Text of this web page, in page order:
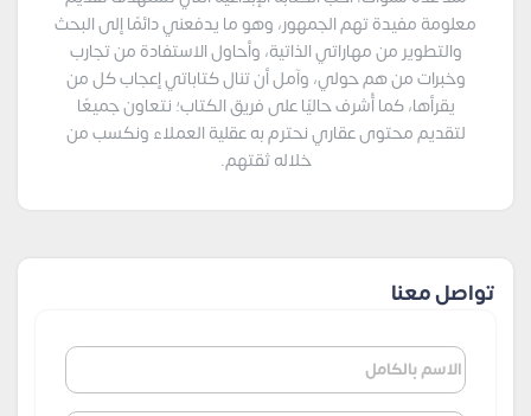
معلومة مفيدة تهم الجمهور، وهو ما يدفعني دائمًا إلى البحث
والتطوير من مهاراتي الذاتية، وأحاول الاستفادة من تجارب
وخبرات من هم حولي، وآمل أن تنال كتاباتي إعجاب كل من
يقرأها، كما أُشرف حاليًا على فريق الكتاب؛ نتعاون جميعًا
لتقديم محتوى عقاري نحترم به عقلية العملاء ونكسب من
خلاله ثقتهم.
تواصل معنا